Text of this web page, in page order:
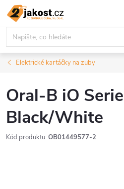
Přejít
obsah
Elektrické kartáčky na zuby
Oral-B iO
Black/White
Kód produktu: OB01449577-2